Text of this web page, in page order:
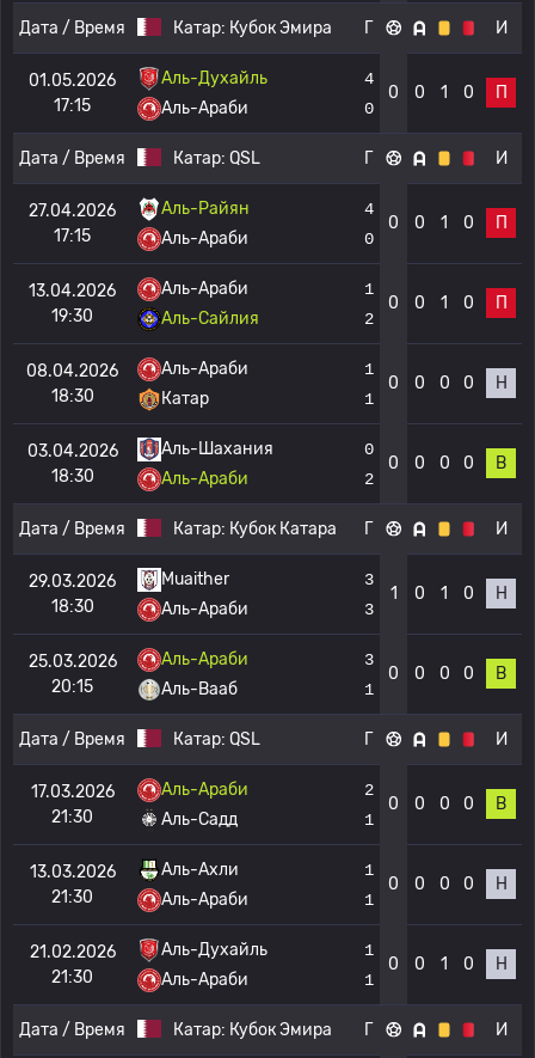
Дата / Время Катар: Кубок Эмира Г И
01.05.2026
17:15
Аль-Духайль
Аль-Араби
4
0
0 0 1 0 П
Дата / Время Катар: QSL Г И
27.04.2026
17:15
Аль-Райян
Аль-Араби
4
0
0 0 1 0 П
13.04.2026
19:30
Аль-Араби
Аль-Сайлия
1
2
0 0 1 0 П
08.04.2026
18:30
Аль-Араби
Катар
1
1
0 0 0 0 Н
03.04.2026
18:30
Аль-Шахания
Аль-Араби
0
2
0 0 0 0 В
Дата / Время Катар: Кубок Катара Г И
29.03.2026
18:30
Muaither
Аль-Араби
3
3
1 0 1 0 Н
25.03.2026
20:15
Аль-Араби
Аль-Вааб
3
1
0 0 0 0 В
Дата / Время Катар: QSL Г И
17.03.2026
21:30
Аль-Араби
Аль-Садд
2
1
0 0 0 0 В
13.03.2026
21:30
Аль-Ахли
Аль-Араби
1
1
0 0 0 0 Н
21.02.2026
21:30
Аль-Духайль
Аль-Араби
1
1
0 0 1 0 Н
Дата / Время Катар: Кубок Эмира Г И